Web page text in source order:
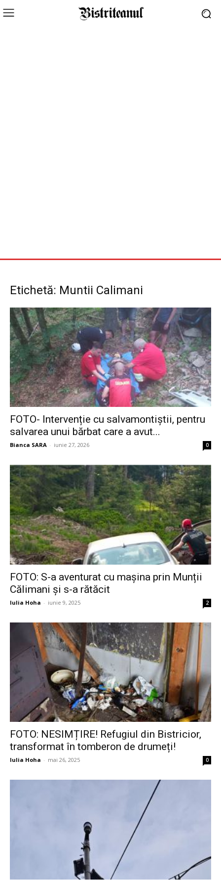
Etichetă: Muntii Calimani
FOTO- Intervenție cu salvamontiștii, pentru
salvarea unui bărbat care a avut...
Bianca SARA - iunie 27, 2026 0
FOTO: S-a aventurat cu mașina prin Munții
Călimani și s-a rătăcit
Iulia Hoha - iunie 9, 2025 2
FOTO: NESIMȚIRE! Refugiul din Bistricior,
transformat în tomberon de drumeți!
Iulia Hoha - mai 26, 2025 0